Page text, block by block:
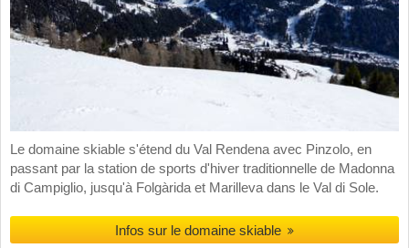
Le domaine skiable s'étend du Val Rendena avec Pinzolo, en
passant par la station de sports d'hiver traditionnelle de Madonna
di Campiglio, jusqu'à Folgàrida et Marilleva dans le Val di Sole.
Infos sur le domaine skiable